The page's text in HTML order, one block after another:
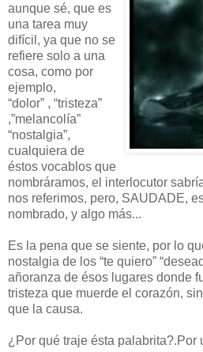
aunque sé, que es
una tarea muy
difícil, ya que no se
refiere solo a una
cosa, como por
ejemplo,
“dolor” , “tristeza”
,”melancolía”
“nostalgia”,
cualquiera de
éstos vocablos que
nombráramos, el interlocutor
nos referimos, pero, SAUDADE,
nombrado, y algo más...
Es la pena que se siente, por lo
nostalgia de los “te quiero”
añoranza de ésos lugares donde
tristeza que muerde el corazón,
que la causa.
¿Por qué traje ésta palabrita?.Por